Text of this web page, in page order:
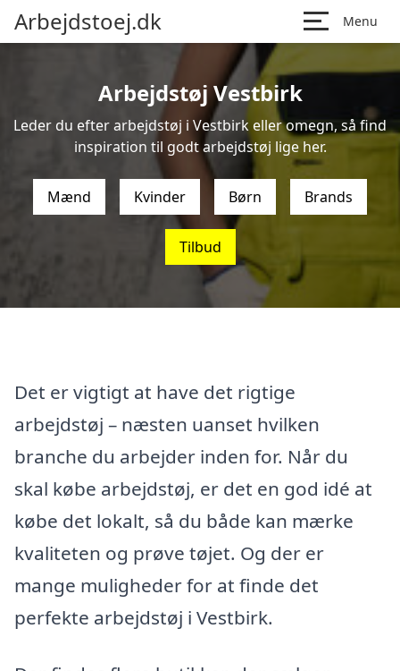
Arbejdstoej.dk Menu
Arbejdstøj Vestbirk
Leder du efter arbejdstøj i Vestbirk eller omegn, så find
inspiration til godt arbejdstøj lige her.
Mænd Kvinder Børn Brands
Tilbud
Det er vigtigt at have det rigtige
arbejdstøj – næsten uanset hvilken
branche du arbejder inden for. Når du
skal købe arbejdstøj, er det en god idé at
købe det lokalt, så du både kan mærke
kvaliteten og prøve tøjet. Og der er
mange muligheder for at finde det
perfekte arbejdstøj i Vestbirk.